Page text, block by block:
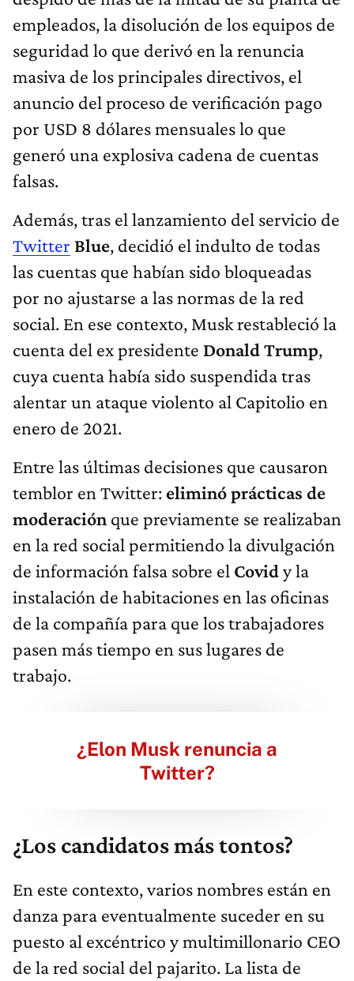
empleados, la disolución de los equipos de
seguridad lo que derivó en la renuncia
masiva de los principales directivos, el
anuncio del proceso de verificación pago
por USD 8 dólares mensuales lo que
generó una explosiva cadena de cuentas
falsas.
Además, tras el lanzamiento del servicio de
Twitter Blue, decidió el indulto de todas
las cuentas que habían sido bloqueadas
por no ajustarse a las normas de la red
social. En ese contexto, Musk restableció la
cuenta del ex presidente Donald Trump,
cuya cuenta había sido suspendida tras
alentar un ataque violento al Capitolio en
enero de 2021.
Entre las últimas decisiones que causaron
temblor en Twitter: eliminó prácticas de
moderación que previamente se realizaban
en la red social permitiendo la divulgación
de información falsa sobre el Covidy la
instalación de habitaciones en las oficinas
de la compañía para que los trabajadores
pasen más tiempo en sus lugares de
trabajo.
¿Elon Musk renuncia a
Twitter?
¿Los candidatos más tontos?
En este contexto, varios nombres están en
danza para eventualmente suceder en su
puesto al excéntrico y multimillonario CEO
de la red social del pajarito. La lista de